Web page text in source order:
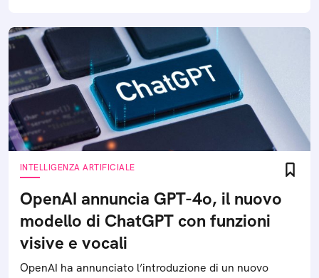
INTELLIGENZA ARTIFICIALE
OpenAI annuncia GPT-4o, il nuovo
modello di ChatGPT con funzioni
visive e vocali
OpenAI ha annunciato l’introduzione di un nuovo